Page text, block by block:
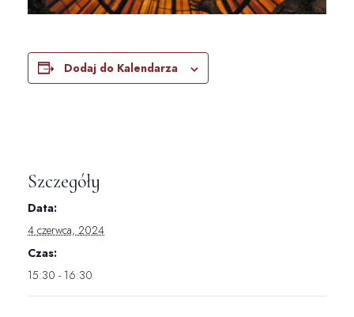
Dodaj do Kalendarza
Szczegóły
Data:
4 czerwca, 2024
Czas:
15:30 - 16:30